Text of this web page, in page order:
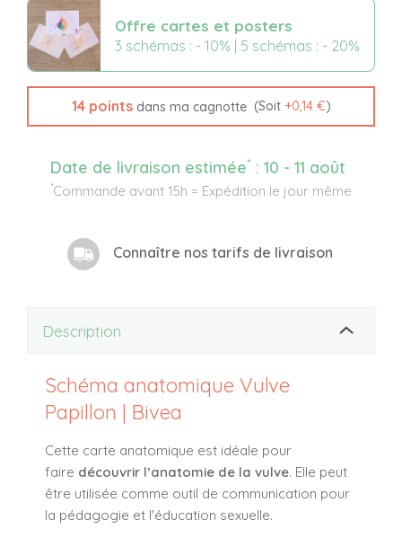
Offre cartes et posters
3 schémas : - 10% | 5 schémas : - 20%
14pointsdans ma cagnotte (Soit +0,14 €)
Date de livraison estimée* : 10 - 11 août
*Commande avant 15h = Expédition le jour même
Connaître nos tarifs de livraison
Description
Schéma anatomique Vulve
Papillon | Bivea
Cette carte anatomique est idéale pour
faire découvrir l’anatomie de la vulve. Elle peut
être utilisée comme outil de communication pour
la pédagogie et l'éducation sexuelle.